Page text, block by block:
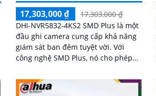
17,303,000 ₫
17,303,000 ₫
DHI-NVR5832-4KS2 SMD Plus là một
đầu ghi camera cung cấp khả năng
giám sát ban đêm tuyệt vời. Với
công nghệ SMD Plus, nó cho phép
chuẩn đoán thông minh